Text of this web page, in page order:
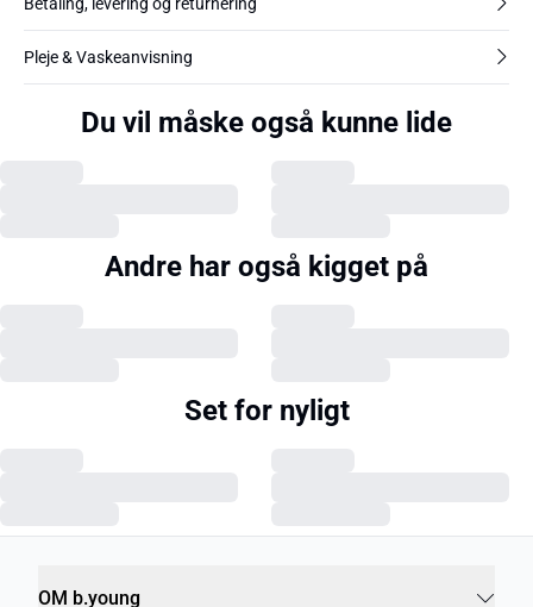
Pleje & Vaskeanvisning
Du vil måske også kunne lide
Andre har også kigget på
Set for nyligt
OM b.young